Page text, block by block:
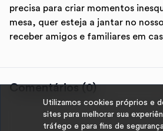
precisa para criar momentos
mesa, quer esteja a jantar no
receber amigos e familiares em
Comentários (0)
Utilizamos cookies próprios e
sites para melhorar sua
tráfego e para fins de